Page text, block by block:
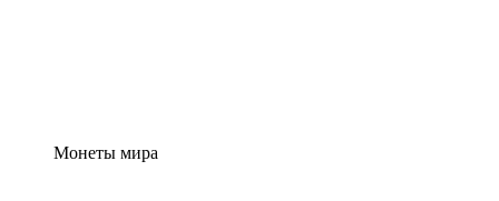
Монеты мира